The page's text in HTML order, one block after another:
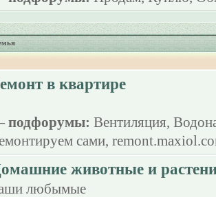
в квартире
подфорумы: Вентиляция,
сами,
животные и
любымые